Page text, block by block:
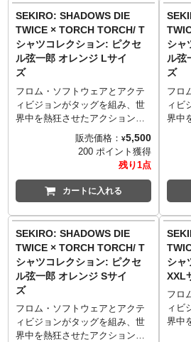
TORCH TORCH OFFICIAL
SITE：https://torchtorch.jp/
SITE
Mサイズ （69cm／52cm／46cm
／20cm）
Lサイズ （73cm／55cm／50cm
／22cm）
XLサイズ （77cm／58cm／
54cm／24cm）
XXLサイズ （84cm／68cm／
60cm／26cm）
──────────────────
綿100% 5.6oz ヘビーウェイトボ
※杢灰のみ 綿90%、ポリエステ
ル10% 5.6oz ヘビーウェイトボ
TORCH TORCH OFFICIAL
SITE：https://torchtorch.jp/
Mサ
／
Lサ
／
XLサ
54cm
XXL
※杢
ル
SITE
のポップさとは裏腹に、なんと8
版ものシルクスクリーンを使用
してしまった謎の豪華仕様。
生地はしっかりとした厚みの5.6
オンスを採用。着心地が良く、
何度洗っても型崩れしづらく風
合いが出るのが特徴です。
──────────────────
■サイズ（着丈／身幅／肩幅／袖
Sサイズ （65cm／49cm／42cm
／19cm）
／20cm）
Lサイズ （73cm／55cm／50cm
／22cm）
XLサイズ （77cm／58cm／
54cm／24cm）
XXLサイズ （84cm／68cm／
60cm／26cm）
──────────────────
■マテリアル
のポ
版も
して
生地
オン
何度
合い
■サ
Sサ
／
／
Lサ
／
XLサ
54cm
XXL
SEKIRO: SHADOWS DIE
TWICE × TORCH TORCH/ T
シャツコレクション: ピクセ
ル弦一郎 オレンジ Lサイ
ズ
フロム・ソフトウェアとアクテ
ィビジョンがタッグを組み、世
界中を熱狂させたアクション・
アドベンチャーゲーム
『SEKIRO: SHADOWS DIE
TWICE』。「TORCH TORCH」
とのコラボレーションTシャツが
登場です！
TORCH TORCHが、葦名弦一郎
版ものシルクスクリーンを使用
してしまった謎の豪華仕様。
生地はしっかりとした厚みの5.6
オンスを採用。着心地が良く、
何度洗っても型崩れしづらく風
合いが出るのが特徴です。
これも、葦名のため…
販売価格： ¥5,500
200 ポイント獲得
残り1点
カートに入れる
シャ
ル弦
ズ
フロ
ィビ
界中
『
と
登場
版も
して
生地
オン
何度
合い
SEKIRO: SHADOWS DIE
TWICE × TORCH TORCH/ T
シャツコレクション: ピクセ
ル弦一郎 オレンジ Sサイ
ズ
フロム・ソフトウェアとアクテ
ィビジョンがタッグを組み、世
界中を熱狂させたアクション・
シャ
フロ
ィビ
界中